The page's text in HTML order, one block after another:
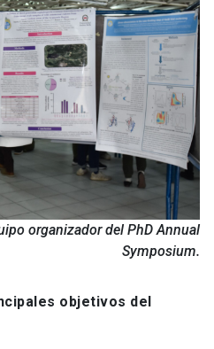
organizador del PhD Annual
Symposium.
objetivos del